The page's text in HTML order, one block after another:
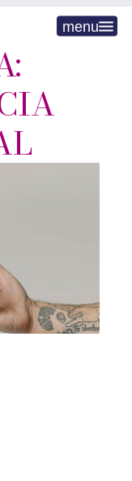
menu